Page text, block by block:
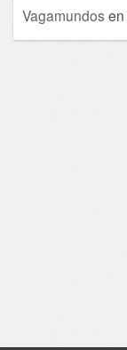
Vagamundos en